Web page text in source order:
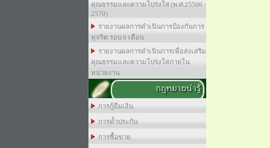
คุณธรรมและความโปร่งใส (พ.ศ.25566 -
2570)
รายงานผลการดำเนินการป้องกันการ
ทุจริต รอบ 6 เดือน
รายงานผลการดำเนินการเพื่อส่งเสริม
คุณธรรมและความโปร่งใสภายใน
หน่วยงาน
กฎหมายน่ารู้
การกู้ยืมเงิน
การค้ำประกัน
การซื้อขาย